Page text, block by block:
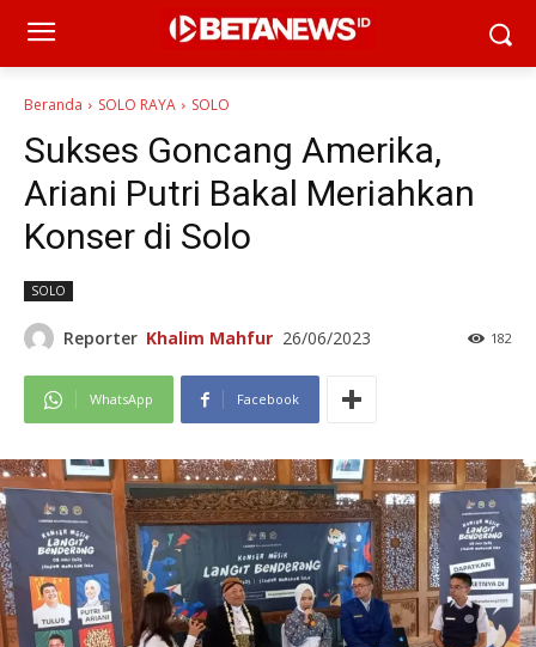
Beranda SOLO RAYA SOLO
Sukses Goncang Amerika,
Ariani Putri Bakal Meriahkan
Konser di Solo
SOLO
Reporter Khalim Mahfur 26/06/2023 182
WhatsApp Facebook